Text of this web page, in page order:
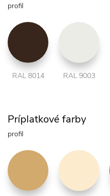
profil
RAL 8014 RAL 9003
Príplatkové farby
profil